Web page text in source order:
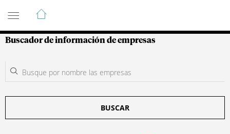
Guía de Empresas Colombianas
Buscador de información de empresas
BUSCAR